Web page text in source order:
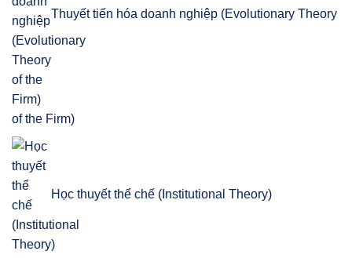
Thuyết tiến hóa doanh nghiệp (Evolutionary Theory
of the Firm)
Học thuyết thể chế (Institutional Theory)